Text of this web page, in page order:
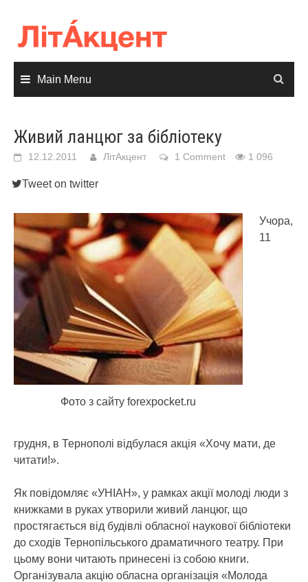
content
Main Menu
Живий ланцюг за бібліотеку
12.12.2011 ЛітАкцент 1 Comment 1 096
Tweet on twitter
Фото з сайту forexpocket.ru
Учора,
11
грудня, в Тернополі відбулася акція «Хочу мати, де
читати!».
Як повідомляє «УНІАН», у рамках акції молоді люди з
книжками в руках утворили живий ланцюг, що
простягається від будівлі обласної наукової бібліотеки
до сходів Тернопільського драматичного театру. При
цьому вони читають принесені із собою книги.
Організувала акцію обласна організація «Молода